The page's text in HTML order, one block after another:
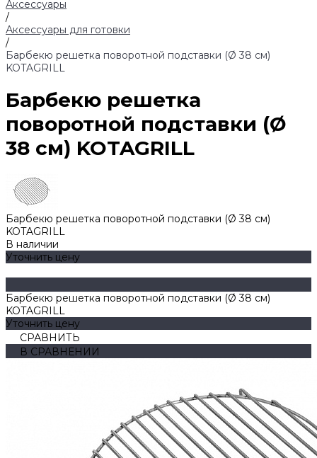
Аксессуары
/
Аксессуары для готовки
/
Барбекю решетка поворотной подставки (Ø 38 см)
KOTAGRILL
Барбекю решетка
поворотной подставки (Ø
38 см) KOTAGRILL
Барбекю решетка поворотной подставки (Ø 38 см)
KOTAGRILL
В наличии
Уточнить цену
Барбекю решетка поворотной подставки (Ø 38 см)
KOTAGRILL
Уточнить цену
СРАВНИТЬ
В СРАВНЕНИИ